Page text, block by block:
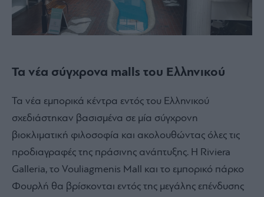
Τα νέα σύγχρονα malls του Ελληνικού
Τα νέα εμπορικά κέντρα εντός του Ελληνικού
σχεδιάστηκαν βασισμένα σε μία σύγχρονη
βιοκλιματική φιλοσοφία και ακολουθώντας όλες τις
προδιαγραφές της πράσινης ανάπτυξης. Η Riviera
Galleria, το Vouliagmenis Mall και το εμπορικό πάρκο
Φουρλή θα βρίσκονται εντός της μεγάλης επένδυσης